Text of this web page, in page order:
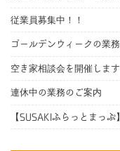
従業員募集中！！
ゴールデンウィークの業
空き家相談会を開催します
連休中の業務のご案内
【SUSAKIふらっとまっぷ